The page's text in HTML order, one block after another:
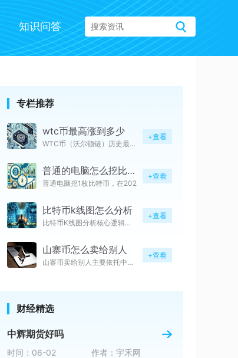
知识问答
专栏推荐
wtc币最高涨到多少
WTC币（沃尔顿链）历史最高价
+查看
普通的电脑怎么挖比特币需要多久
普通电脑挖1枚比特币，在202
+查看
比特币k线图怎么分析
比特币K线图分析核心逻辑是遵循
+查看
山寨币怎么卖给别人
山寨币卖给别人主要依托中心化交
+查看
财经精选
中辉期货好吗
时间：06-02
作者：宇禾网